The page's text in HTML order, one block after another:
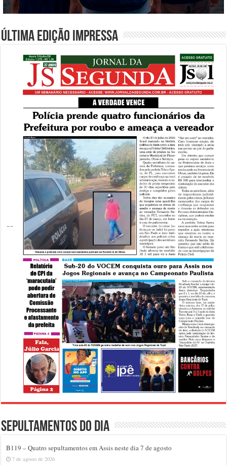
Última edição impressa
Sepultamentos do dia
B119 – Quatro sepultamentos em Assis neste dia 7 de agosto
7 de agosto de 2026